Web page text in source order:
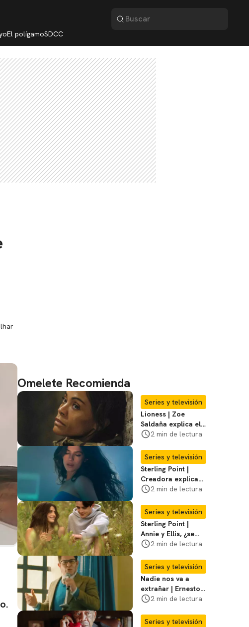
El polígamoSDCC
Omelete Recomienda
Series y televisión
Lioness | Zoe
Saldaña explica el
violento secuestro
temporada 3
2 min de lectura
Series y televisión
Sterling Point |
Creadora explica
momentos clave del
2 min de lectura
Series y televisión
Sterling Point |
Annie y Ellis, ¿se
quedan juntos o
2 min de lectura
Series y televisión
Nadie nos va a
extrañar | Ernesto
Laguardia habla
2
2 min de lectura
Series y televisión